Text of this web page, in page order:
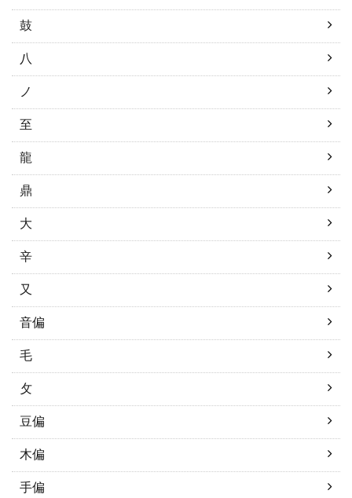
鼓
八
ノ
至
龍
鼎
大
辛
又
音偏
毛
攵
豆偏
木偏
手偏